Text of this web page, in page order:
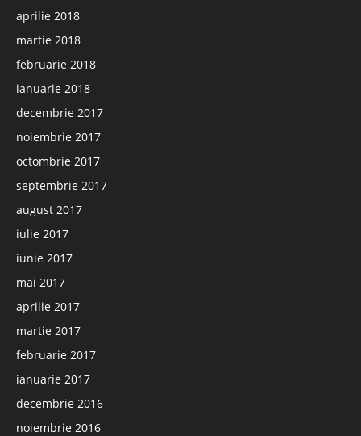
aprilie 2018
martie 2018
februarie 2018
ianuarie 2018
decembrie 2017
noiembrie 2017
octombrie 2017
septembrie 2017
august 2017
iulie 2017
iunie 2017
mai 2017
aprilie 2017
martie 2017
februarie 2017
ianuarie 2017
decembrie 2016
noiembrie 2016